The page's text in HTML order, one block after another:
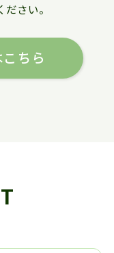
さい。
ちら